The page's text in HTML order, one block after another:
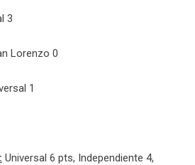
3
Lorenzo 0
1
Universal 6 pts, Independiente 4,